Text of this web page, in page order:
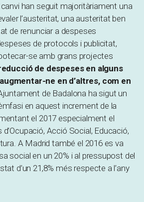
han seguit majoritàriament una
l’austeritat, una austeritat ben
de renunciar a despeses
de protocols i publicitat,
se amb grans projectes
de despeses en alguns
ne en d’altres, com en
de Badalona ha sigut un
en aquest increment de la
el 2017 especialment el
Acció Social, Educació,
A Madrid també el 2016 es va
social en un 20% i al pressupost del
d’un 21,8% més respecte a l’any